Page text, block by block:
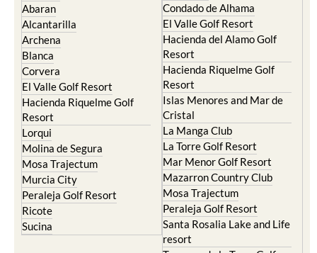
Abaran
Alcantarilla
Archena
Blanca
Corvera
El Valle Golf Resort
Hacienda Riquelme Golf
Resort
Lorqui
Molina de Segura
Mosa Trajectum
Murcia City
Peraleja Golf Resort
Ricote
Sucina
Condado de Alhama
El Valle Golf Resort
Hacienda del Alamo Golf
Resort
Hacienda Riquelme Golf
Resort
Islas Menores and Mar de
Cristal
La Manga Club
La Torre Golf Resort
Mar Menor Golf Resort
Mazarron Country Club
Mosa Trajectum
Peraleja Golf Resort
Santa Rosalia Lake and Life
resort